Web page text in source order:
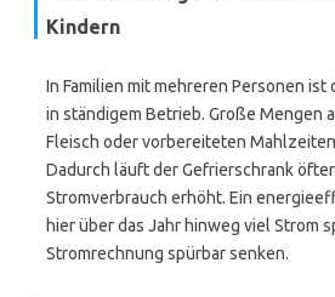
Kindern
In Familien mit mehreren Personen
in ständigem Betrieb. Große Mengen
Fleisch oder vorbereiteten
Dadurch läuft der Gefrierschrank
Stromverbrauch erhöht. Ein
hier über das Jahr hinweg viel Strom
Stromrechnung spürbar senken.